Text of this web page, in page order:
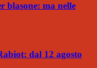
blasone: ma nelle
dal 12 agosto